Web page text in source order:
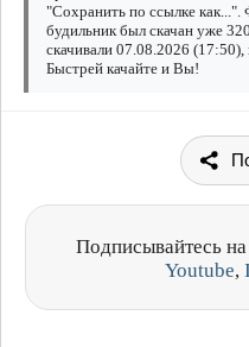
"Сохранить по ссылке
будильник был скачан уже
скачивали 07.08.2026
Быстрей качайте и Вы!
Подписывайтесь
Youtube,